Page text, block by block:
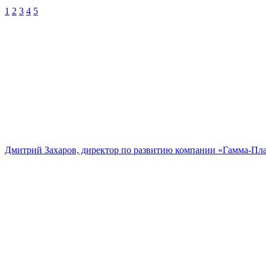
1 2 3 4 5
Дмитрий Захаров, директор по развитию компании «Гамма-